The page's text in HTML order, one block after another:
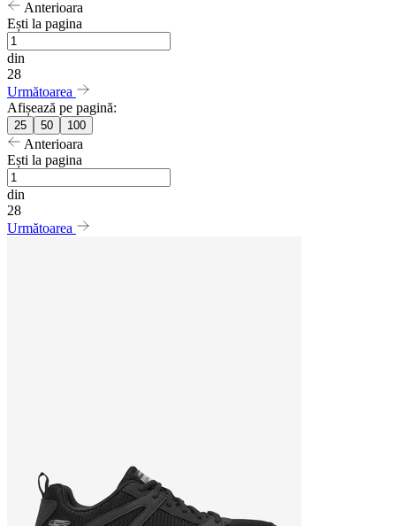
Anterioara
Ești la pagina
din
28
Următoarea
Afișează pe pagină:
25 50 100
Anterioara
Ești la pagina
din
28
Următoarea